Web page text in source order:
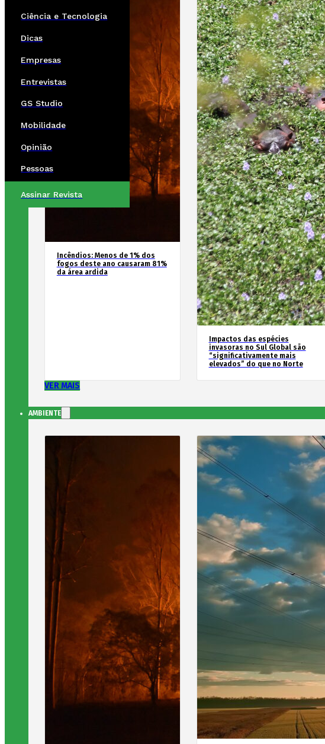
Ciência e Tecnologia
Dicas
Empresas
Entrevistas
GS Studio
Mobilidade
Opinião
Pessoas
Assinar Revista
Incêndios: Menos de 1% dos
fogos deste ano causaram 81%
da área ardida
Impactos das espécies
invasoras no Sul Global são
“significativamente mais
elevados” do que no Norte
VER MAIS
AMBIENTE